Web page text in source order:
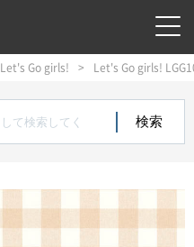
Let's Go girls! Let's Go girls!